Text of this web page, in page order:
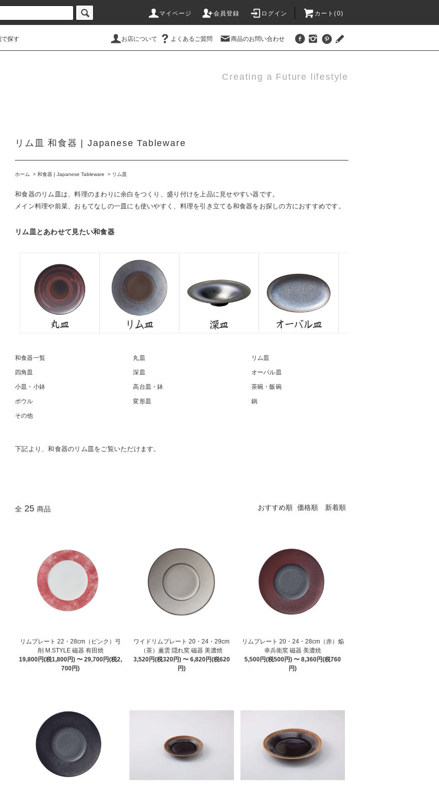
マイページ 会員登録 ログイン カート(0)
で探す お店について よくあるご質問 商品のお問い合わせ
Creating a Future lifestyle
リム皿 和食器 | Japanese Tableware
ホーム > 和食器 | Japanese Tableware > リム皿
和食器のリム皿は、料理のまわりに余白をつくり、盛り付けを上品に見せやすい器です。
メイン料理や前菜、おもてなしの一皿にも使いやすく、料理を引き立てる和食器をお探しの方におすすめです。
リム皿とあわせて見たい和食器
和食器一覧 丸皿 リム皿
四角皿 深皿 オーバル皿
小皿・小鉢 高台皿・鉢 茶碗・飯碗
ボウル 変形皿 鍋
その他
下記より、和食器のリム皿をご覧いただけます。
全 25 商品 おすすめ順 価格順 新着順
リムプレート 22・28cm（ピンク）弓
削 M.STYLE 磁器 有田焼
19,800円(税1,800円) 〜 29,700円(税2,
700円)
ワイドリムプレート 20・24・29cm
（茶）薫雲 隠れ窯 磁器 美濃焼
3,520円(税320円) 〜 6,820円(税620
円)
リムプレート 20・24・28cm（赤）焔
幸兵衛窯 磁器 美濃焼
5,500円(税500円) 〜 8,360円(税760
円)